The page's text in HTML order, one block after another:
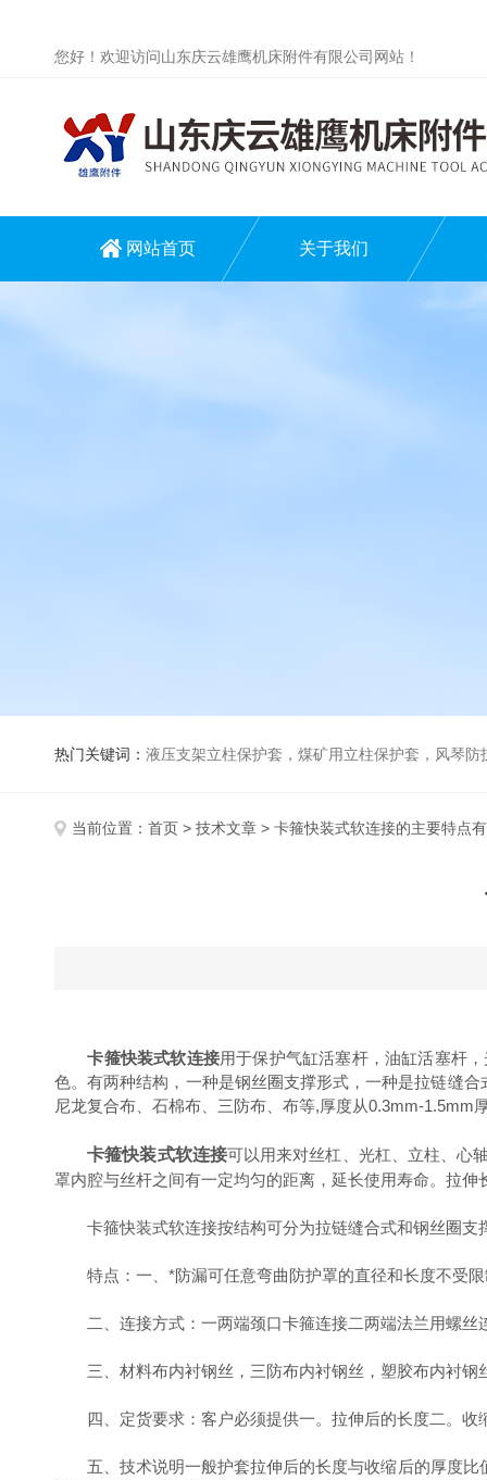
您好！欢迎访问山东庆云雄鹰机床附件有限公司网站！
网站首页 关于我们
热门关键词： 液压支架立柱保护套，煤矿用立柱保护套，风琴
当前位置： 首页 > 技术文章 > 卡箍快装式软连接的主要特点
卡箍快装式软连接用于保护气缸活塞杆，油缸活塞杆
色。有两种结构，一种是钢丝圈支撑形式，一种是拉链缝
尼龙复合布、石棉布、三防布、布等,厚度从0.3mm-1.5mm
卡箍快装式软连接可以用来对丝杠、光杠、立柱、心
罩内腔与丝杆之间有一定均匀的距离，延长使用寿命。拉
卡箍快装式软连接按结构可分为拉链缝合式和钢丝圈支
特点：一、*防漏可任意弯曲防护罩的直径和长度不受限
二、连接方式：一两端颈口卡箍连接二两端法兰用螺丝
三、材料布内衬钢丝，三防布内衬钢丝，塑胶布内衬钢
四、定货要求：客户必须提供一。拉伸后的长度二。收
五、技术说明一般护套拉伸后的长度与收缩后的厚度比